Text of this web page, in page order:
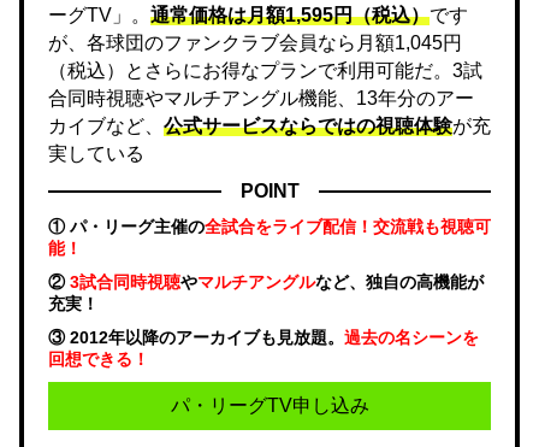
ーグTV」。 通常価格は月額1,595円（税込）です
が、各球団のファンクラブ会員なら月額1,045円
（税込）とさらにお得なプランで利用可能だ。3試
合同時視聴やマルチアングル機能、13年分のアー
カイブなど、 公式サービスならではの視聴体験が充
実している
POINT
① パ・リーグ主催の全試合をライブ配信！交流戦も視聴可
能！
②3試合同時視聴やマルチアングルなど、独自の高機能が
充実！
③ 2012年以降のアーカイブも見放題。 過去の名シーンを
回想できる！
パ・リーグTV申し込み